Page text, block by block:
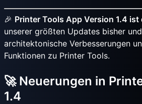
🎉 Printer Tools App Version 1.4 ist
unserer größten Updates bisher
architektonische Verbesserungen
Funktionen zu Printer Tools.
🚀 Neuerungen in
1.4